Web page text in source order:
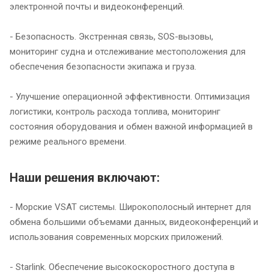
электронной почты и видеоконференций.
- Безопасность. Экстренная связь, SOS-вызовы,
мониторинг судна и отслеживание местоположения для
обеспечения безопасности экипажа и груза.
- Улучшение операционной эффективности. Оптимизация
логистики, контроль расхода топлива, мониторинг
состояния оборудования и обмен важной информацией в
режиме реального времени.
Наши решения включают:
- Морские VSAT системы. Широкополосный интернет для
обмена большими объемами данных, видеоконференций и
использования современных морских приложений.
- Starlink. Обеспечение высокоскоростного доступа в